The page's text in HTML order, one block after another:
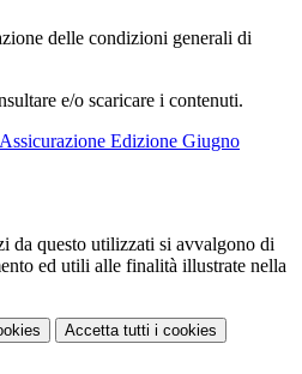
delle condizioni generali di
e/o scaricare i contenuti.
Edizione Giugno
da questo utilizzati si avvalgono di
ed utili alle finalità illustrate nella
Accetta tutti i cookies